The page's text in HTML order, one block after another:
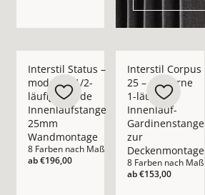
Interstil Status –
moderne 1/2-
läufige runde
Innenlaufstange
25mm
Wandmontage
8 Farben nach Maß
ab€196,00
Interstil Corpus
25 – moderne
1-läufige
Innenlauf-
Gardinenstange
zur
Deckenmontage
8 Farben nach Maß
ab€153,00